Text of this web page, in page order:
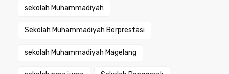
sekolah Muhammadiyah
Sekolah Muhammadiyah Berprestasi
sekolah Muhammadiyah Magelang